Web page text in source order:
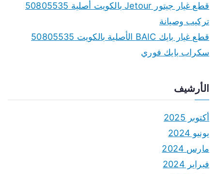
قطع غيار جيتور Jetour بالكويت أصلية 50805535
تركيب وصيانة
قطع غيار بايك BAIC الأصلية بالكويت 50805535
سكراب بايك فوري
الأرشيف
أكتوبر 2025
يونيو 2024
مارس 2024
فبراير 2024